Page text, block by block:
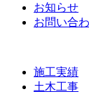
お知らせ
お問い合
施工実績
土木工事